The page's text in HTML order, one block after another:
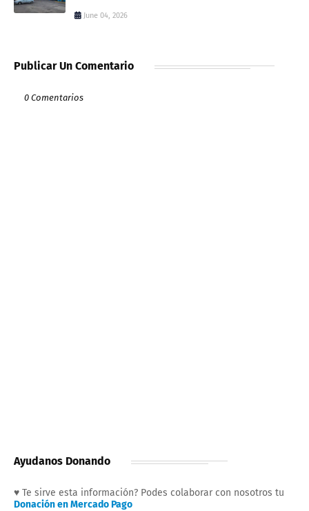
June 04, 2026
Publicar Un Comentario
0 Comentarios
Ayudanos Donando
♥ Te sirve esta información? Podes colaborar con nosotros tu
Donación en Mercado Pago